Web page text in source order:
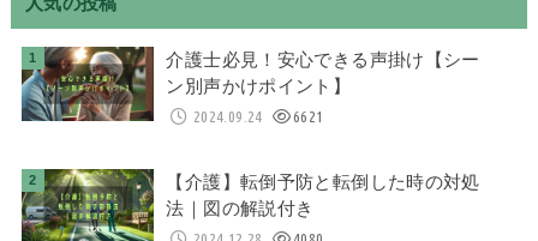
介護士必見！安心できる声掛け【シー
ン別声かけポイント】
2024.09.24 6621
【介護】転倒予防と転倒した時の対処
法｜図の解説付き